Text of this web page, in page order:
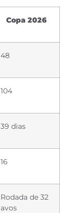
Copa 2026
48
104
39 dias
16
Rodada de 32
avos